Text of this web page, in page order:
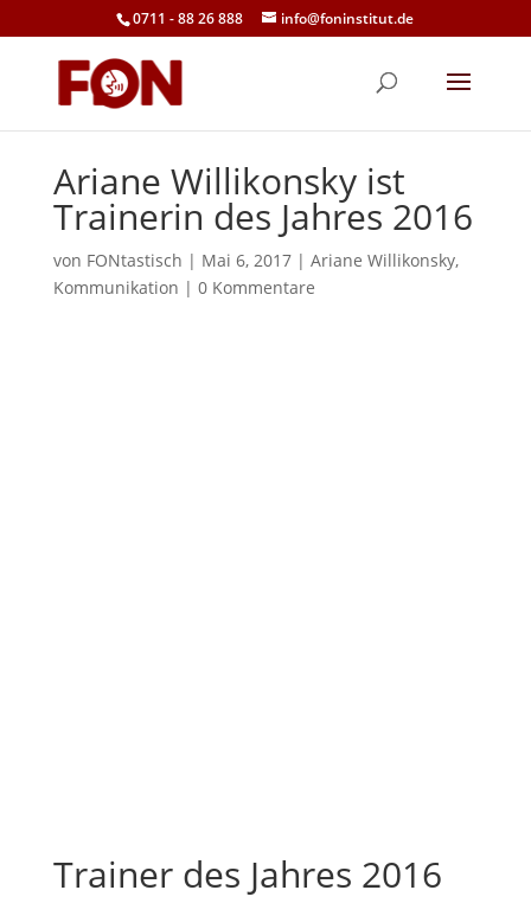
0711 - 88 26 888 info@foninstitut.de
Ariane Willikonsky ist
Trainerin des Jahres 2016
von FONtastisch | Mai 6, 2017| Ariane Willikonsky,
Kommunikation | 0 Kommentare
Trainer des Jahres 2016